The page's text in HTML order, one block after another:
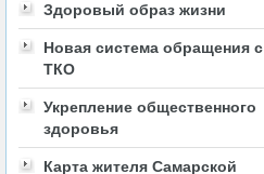
Здоровый образ жизни
Новая система обращения с
ТКО
Укрепление общественного
здоровья
Карта жителя Самарской